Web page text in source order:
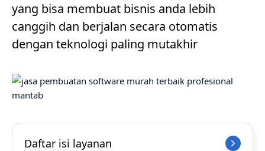
yang bisa membuat bisnis anda lebih
canggih dan berjalan secara otomatis
dengan teknologi paling mutakhir
Daftar isi layanan